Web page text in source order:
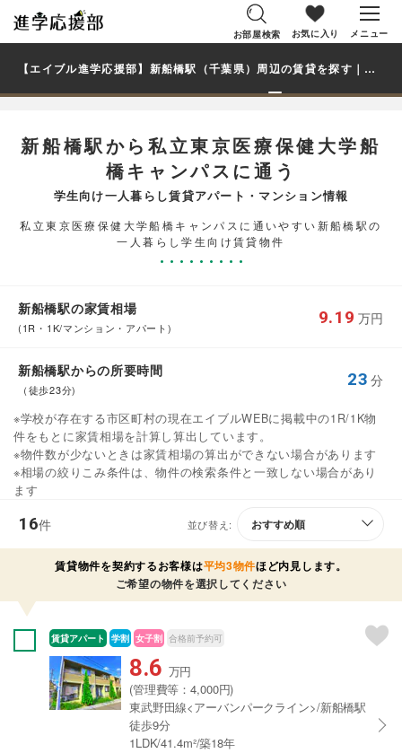
お部屋検索 お気に入り メニュー
【エイブル進学応援部】新船橋駅（千葉県）周辺の賃貸を探す｜私立東京医療保健大学船橋キャンパス学生・大学生の一人暮らし向け賃貸マンション・アパート
新船橋駅から私立東京医療保健大学船
橋キャンパスに通う
学生向け一人暮らし賃貸アパート・マンション情報
私立東京医療保健大学船橋キャンパスに通いやすい新船橋駅の
一人暮らし学生向け賃貸物件
新船橋駅の家賃相場
(1R・1K/マンション・アパート)
9.19 万円
新船橋駅からの所要時間
（徒歩23分)
23 分
※学校が存在する市区町村の現在エイブルWEBに掲載中の1R/1K物
件をもとに家賃相場を計算し算出しています。
※物件数が少ないときは家賃相場の算出ができない場合があります
※相場の絞りこみ条件は、物件の検索条件と一致しない場合があり
ます
16件 並び替え:
賃貸物件を契約するお客様は平均3物件ほど内見します。
ご希望の物件を選択してください
賃貸アパート 学割 女子割 合格前予約可
8.6 万円
(管理費等：4,000円)
東武野田線<アーバンパークライン>/新船橋駅
徒歩9分
1LDK/41.4m²/築18年